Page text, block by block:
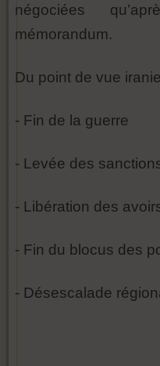
négociées
mémorandum.
Du point de vue
- Fin de la guerre
- Levée des
- Libération des
- Fin du blocus des
- Désescalade